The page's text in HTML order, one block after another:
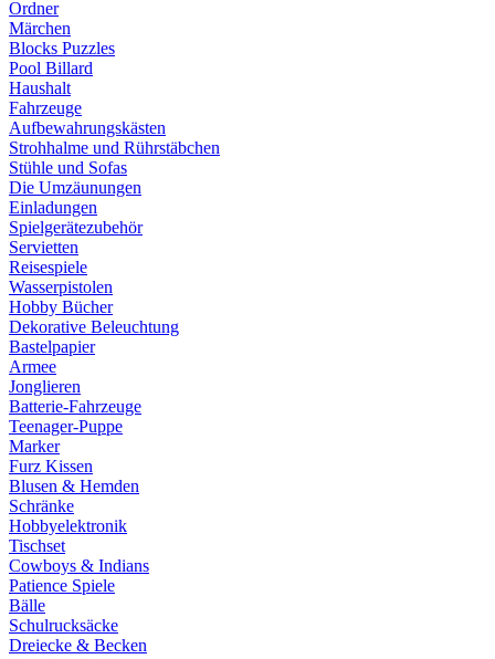
Ordner
Märchen
Blocks Puzzles
Pool Billard
Haushalt
Fahrzeuge
Aufbewahrungskästen
Strohhalme und Rührstäbchen
Stühle und Sofas
Die Umzäunungen
Einladungen
Spielgerätezubehör
Servietten
Reisespiele
Wasserpistolen
Hobby Bücher
Dekorative Beleuchtung
Bastelpapier
Armee
Jonglieren
Batterie-Fahrzeuge
Teenager-Puppe
Marker
Furz Kissen
Blusen & Hemden
Schränke
Hobbyelektronik
Tischset
Cowboys & Indians
Patience Spiele
Bälle
Schulrucksäcke
Dreiecke & Becken